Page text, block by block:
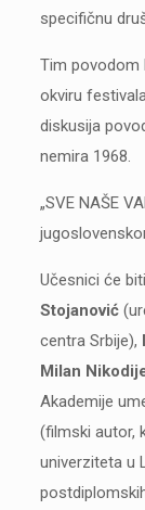
specifičnu
Tim povodom
okviru
diskusija
nemira 1968.
„SVE NAŠE
Učesnici će
Stojanović
centra Srbije),
Milan
Akademije
(filmski autor,
univerziteta u